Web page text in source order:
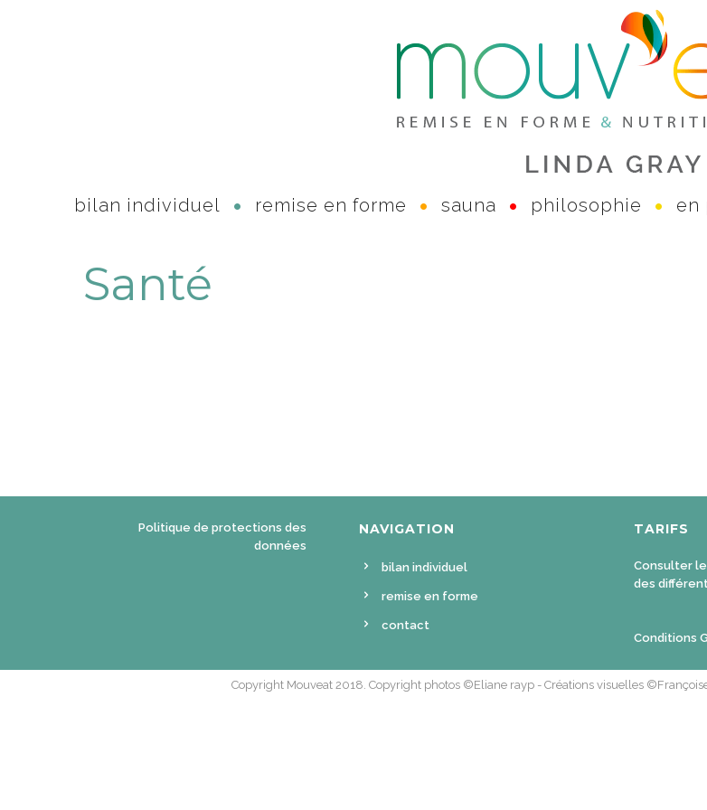
bilan individuel remise en forme sauna philosophie en
Santé
Politique de protections des
données
NAVIGATION
bilan individuel
remise en forme
contact
TARIFS
Consulter
des
Conditions
Copyright Mouveat 2018. Copyright photos ©Eliane rayp - Créations visuelles